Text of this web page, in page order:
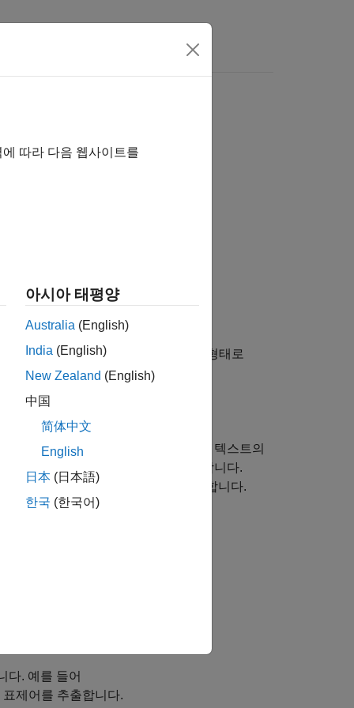
단어의표제어를 추출 (사전에 등재된 형태로
를 원형으로 줄입니다. 영어와 독일어 텍스트의
기를 사용하여 단어의 어간을 추출합니다.
를 사용하여 단어의 표제어를 추출합니다.
다. 예를 들어
제어를 추출합니다.
따라 다음 웹사이트를
아시아 태평양
Australia (English)
India (English)
New Zealand (English)
中国
简体中文
English
日本 (日本語)
한국 (한국어)